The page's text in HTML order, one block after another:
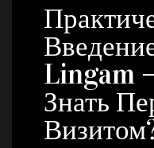
Lingam
Знать